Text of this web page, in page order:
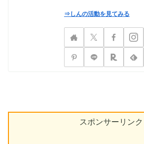
⇒しんの活動を見てみる
スポンサーリンク